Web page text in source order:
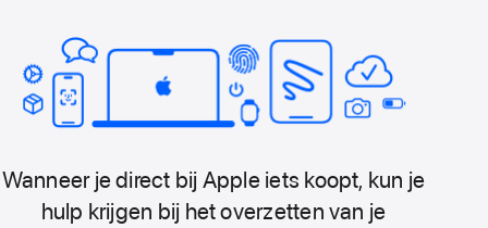
Wanneer je direct bij Apple iets koopt, kun je
hulp krijgen bij het overzetten van je